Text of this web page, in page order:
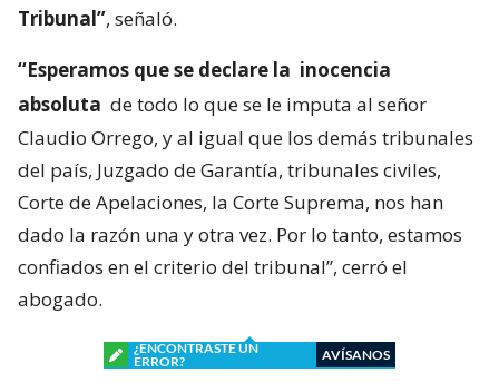
Tribunal”, señaló.
“Esperamos que se declare la inocencia
absoluta de todo lo que se le imputa al señor
Claudio Orrego, y al igual que los demás tribunales
del país, Juzgado de Garantía, tribunales civiles,
Corte de Apelaciones, la Corte Suprema, nos han
dado la razón una y otra vez. Por lo tanto, estamos
confiados en el criterio del tribunal”, cerró el
abogado.
¿ENCONTRASTE UN
ERROR?
AVÍSANOS